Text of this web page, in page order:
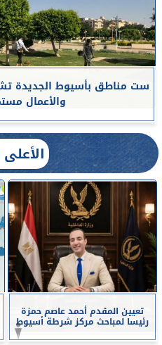
ست مناطق بأسيوط الجديدة
والأعمال
تعيين المقدم أحمد عاصم حمزة
رئيسا لمباحث مركز شرطة أسيوط